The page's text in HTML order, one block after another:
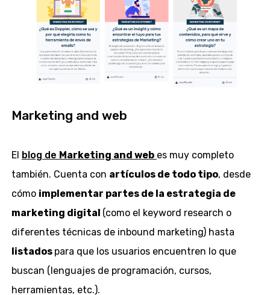
Marketing and web
El blog de Marketing and web es muy completo
también. Cuenta con artículos de todo tipo, desde
cómo implementar partes de la estrategia de
marketing digital (como el keyword research o
diferentes técnicas de inbound marketing) hasta
listados para que los usuarios encuentren lo que
buscan (lenguajes de programación, cursos,
herramientas, etc.).